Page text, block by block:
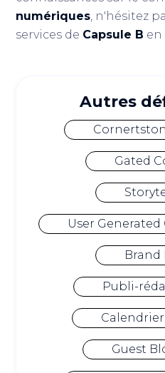
numériques, n'hésitez
services de Capsule B en
Autres
Gated
User Generated
Brand
Publi-
Guest